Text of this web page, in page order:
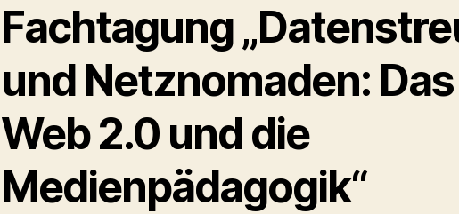
Fachtagung
und Netznomaden: Das
Web 2.0 und die
Medienpädagogik“